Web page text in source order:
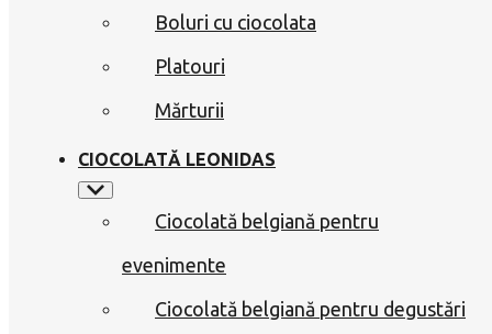
Boluri cu ciocolata
Platouri
Mărturii
CIOCOLATĂ LEONIDAS
Ciocolată belgiană pentru
evenimente
Ciocolată belgiană pentru degustări